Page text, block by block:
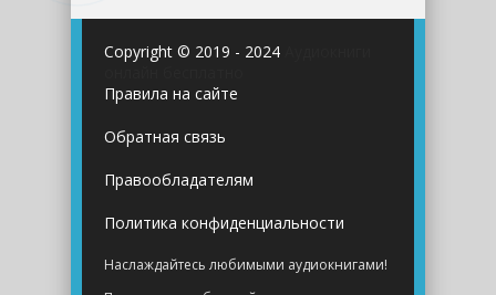
Copyright © 2019 - 2024
Правила на сайте
Обратная связь
Правообладателям
Политика конфиденциальности
Наслаждайтесь любимыми аудиокнигами!